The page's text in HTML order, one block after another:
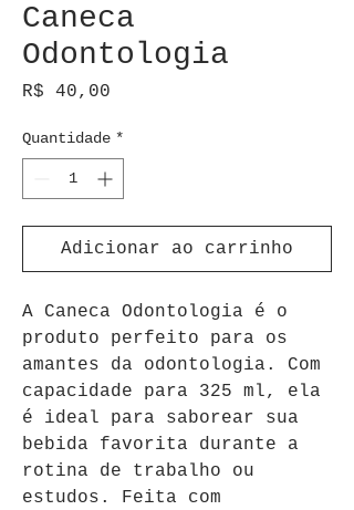
Caneca
Odontologia
R$ 40,00
Quantidade *
Adicionar ao carrinho
A Caneca Odontologia é o
produto perfeito para os
amantes da odontologia. Com
capacidade para 325 ml, ela
é ideal para saborear sua
bebida favorita durante a
rotina de trabalho ou
estudos. Feita com